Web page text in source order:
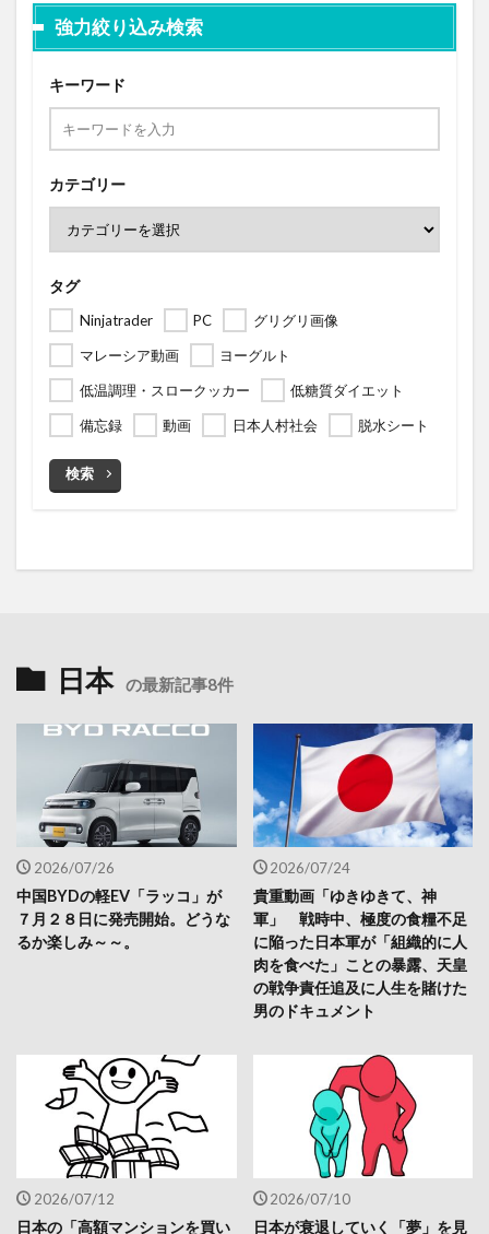
強力絞り込み検索
キーワード
カテゴリー
タグ
Ninjatrader PC
グリグリ画像
マレーシア動画
ヨーグルト
低温調理・スロークッカー
低糖質ダイエット
備忘録
動画 日本人村社会 脱水シート
検索
日本 の最新記事8件
2026/07/26
中国BYDの軽EV「ラッコ」が
７月２８日に発売開始。どうな
るか楽しみ～～。
2026/07/24
貴重動画「ゆきゆきて、神
軍」 戦時中、極度の食糧不足
に陥った日本軍が「組織的に人
肉を食べた」ことの暴露、天皇
の戦争責任追及に人生を賭けた
男のドキュメント
2026/07/12
日本の「高額マンションを買い
2026/07/10
日本が衰退していく「夢」を見